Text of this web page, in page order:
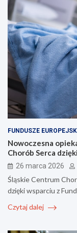
FUNDUSZE
Nowoczesna
Chorób Serca
26 marca 2026
Śląskie Centrum
dzięki wsparciu z
Czytaj dalej